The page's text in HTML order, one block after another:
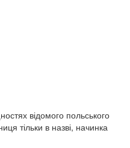
відомого польського
тільки в назві, начинка